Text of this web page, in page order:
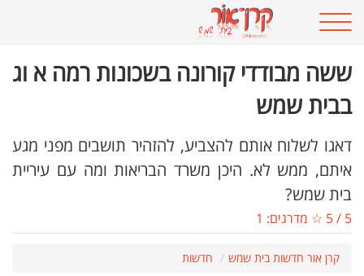
ששה מבודדי קורונה בשכונות רמה א וג
בבית שמש
דאגו לשלוח אותם להצביע, להזהיר תושבים מפני מגע
איתם, ממש לא. היכן משרד הבריאות ומה עם עיריית
בית שמש?
5
/
5 ☆ מדרגים: 1
קרן אור חדשות בית שמש חדשות